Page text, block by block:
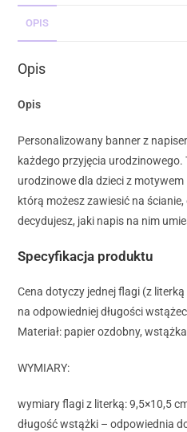
OPIS
Opis
Opis
Personalizowany banner z
każdego przyjęcia urodzinowego.
urodzinowe dla dzieci z
którą możesz zawiesić na
decydujesz, jaki napis na nim
Specyfikacja produktu
Cena dotyczy jednej flagi (z
na odpowiedniej długości
Materiał: papier ozdobny,
WYMIARY:
wymiary flagi z literką: 9,5×10,5
długość wstążki – odpowiednia